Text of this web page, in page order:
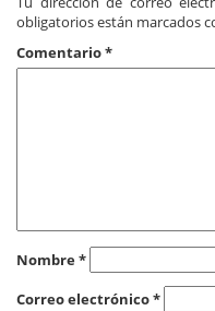
obligatorios están marcados
Comentario*
Nombre*
Correo electrónico*